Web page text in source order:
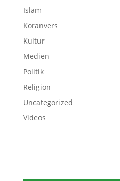
Islam
Koranvers
Kultur
Medien
Politik
Religion
Uncategorized
Videos